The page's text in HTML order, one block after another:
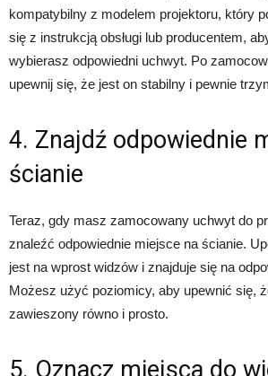
kompatybilny z modelem projektoru, który
się z instrukcją obsługi lub producentem,
wybierasz odpowiedni uchwyt. Po
upewnij się, że jest on stabilny i pewnie
4. Znajdź odpowiednie
ścianie
Teraz, gdy masz zamocowany uchwyt do
znaleźć odpowiednie miejsce na ścianie.
jest na wprost widzów i znajduje się na
Możesz użyć poziomicy, aby upewnić się,
zawieszony równo i prosto.
5. Oznacz miejsca do